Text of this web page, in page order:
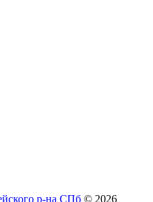
р-на СПб © 2026